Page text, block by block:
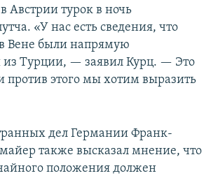
турок в ночь
«У нас есть сведения, что
Вене были напрямую
Турции, — заявил Курц. — Это
против этого мы хотим выразить
дел Германии Франк-
также высказал мнение, что
положения должен